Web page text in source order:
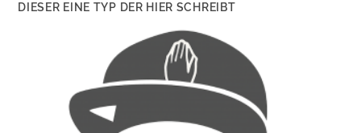
DIESER EINE TYP DER HIER SCHREIBT